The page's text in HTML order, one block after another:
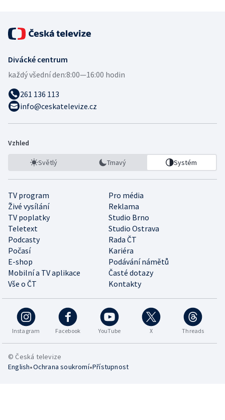
Divácké centrum
každý všední den:8:00—16:00 hodin
261 136 113
info@ceskatelevize.cz
Vzhled
Světlý Tmavý Systém
TV program
Pro média
Živé vysílání
Reklama
TV poplatky
Studio Brno
Teletext
Studio Ostrava
Podcasty
Rada ČT
Počasí
Kariéra
E-shop
Podávání námětů
Mobilní a TV aplikace
Časté dotazy
Vše o ČT
Kontakty
Instagram Facebook YouTube X Threads
© Česká televize
English•Ochrana soukromí•Přístupnost